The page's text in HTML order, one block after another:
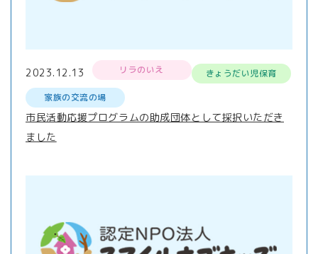
2023.12.13 リラのいえ
きょうだい児保育
家族の交流の場
市民活動応援プログラムの助成団体として採択いただき
ました